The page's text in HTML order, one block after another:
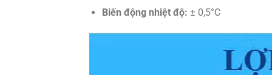
Biến động nhiệt độ: ± 0,5°C